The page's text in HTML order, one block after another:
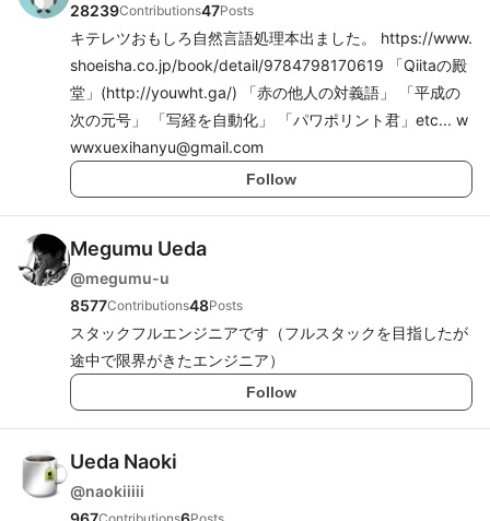
28239Contributions47Posts
キテレツおもしろ自然言語処理本出ました。 https://www.
shoeisha.co.jp/book/detail/9784798170619 「Qiitaの殿
堂」(http://youwht.ga/) 「赤の他人の対義語」 「平成の
次の元号」 「写経を自動化」 「パワポリント君」etc... w
wwxuexihanyu@gmail.com
Follow
Megumu Ueda
@megumu-u
8577Contributions48Posts
スタックフルエンジニアです（フルスタックを目指したが
途中で限界がきたエンジニア）
Follow
Ueda Naoki
@naokiiiii